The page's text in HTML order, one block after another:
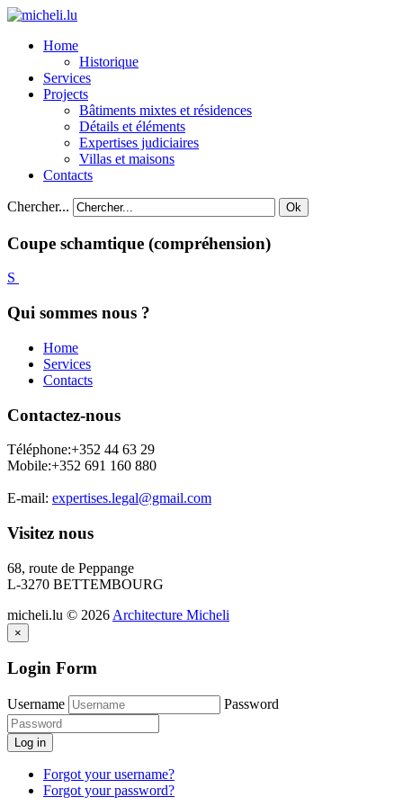
Home
Historique
Services
Projects
Bâtiments mixtes et résidences
Détails et éléments
Expertises judiciaires
Villas et maisons
Contacts
Chercher... Ok
Coupe schamtique (compréhension)
Qui sommes nous ?
Home
Services
Contacts
Contactez-nous
Téléphone:+352 44 63 29
Mobile:+352 691 160 880
E-mail: expertises.legal@gmail.com
Visitez nous
68, route de Peppange
L-3270 BETTEMBOURG
micheli.lu © 2026 Architecture Micheli
×
Login Form
Username Password
Log in
Forgot your username?
Forgot your password?